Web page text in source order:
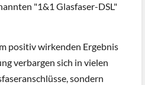
"1&1 Glasfaser-DSL"
positiv wirkenden Ergebnis
verbargen sich in vielen
sondern